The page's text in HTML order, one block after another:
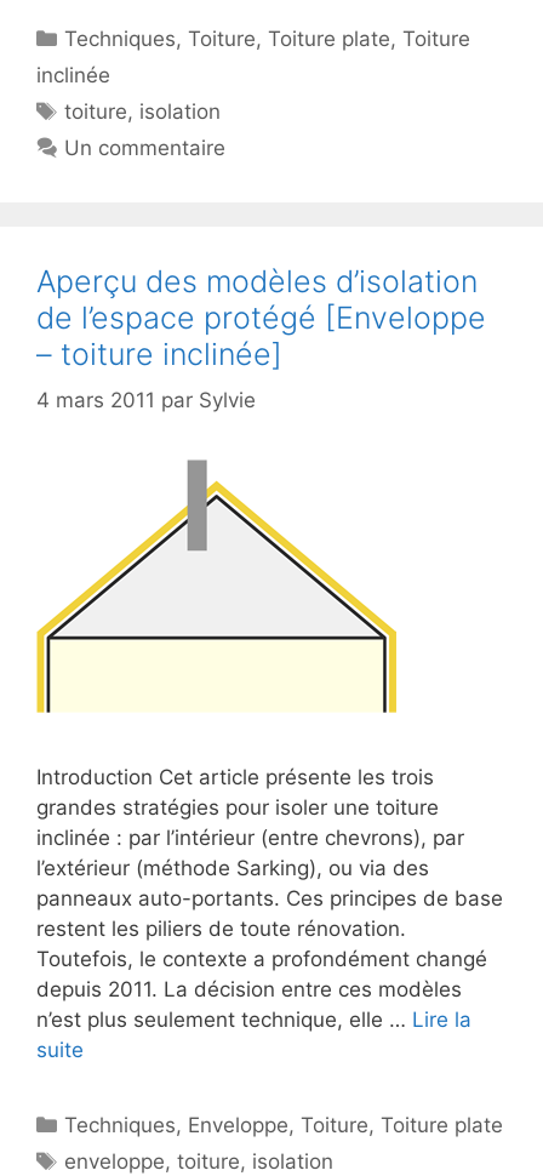
Catégories
Techniques,Toiture,Toiture plate,Toiture
inclinée
Étiquettes
toiture, isolation
Un commentaire
Aperçu des modèles d’isolation
de l’espace protégé [Enveloppe
– toiture inclinée]
4 mars 2011 par Sylvie
Introduction Cet article présente les trois
grandes stratégies pour isoler une toiture
inclinée : par l’intérieur (entre chevrons), par
l’extérieur (méthode Sarking), ou via des
panneaux auto-portants. Ces principes de base
restent les piliers de toute rénovation.
Toutefois, le contexte a profondément changé
depuis 2011. La décision entre ces modèles
n’est plus seulement technique, elle … Lire la
suite
Catégories
Techniques, Enveloppe,Toiture,Toiture plate
Étiquettes
enveloppe,toiture, isolation